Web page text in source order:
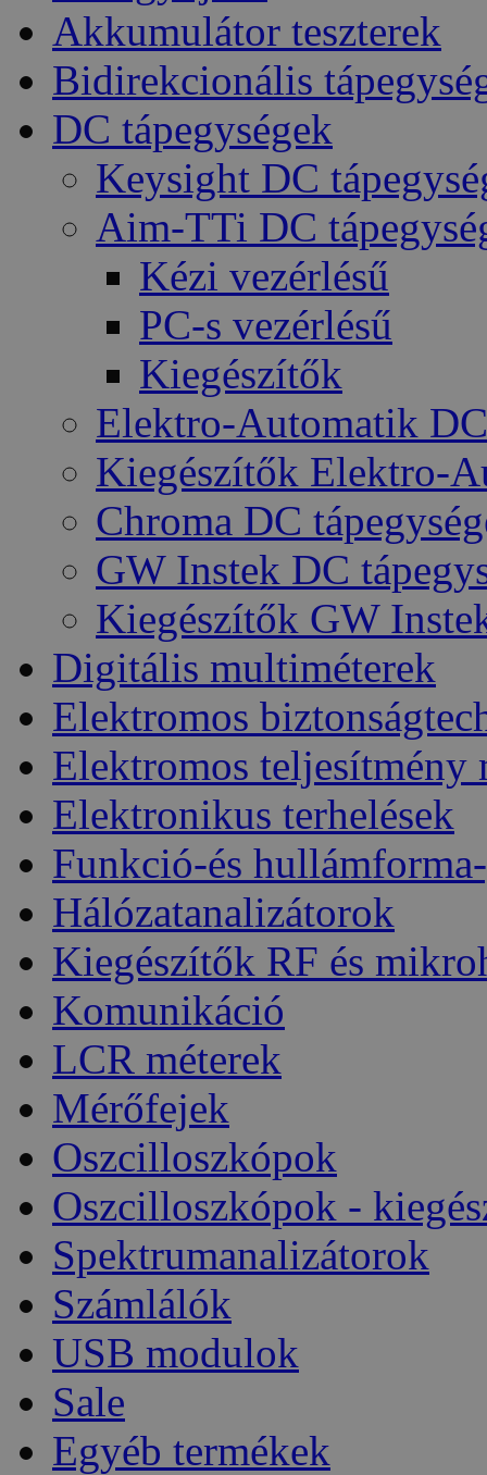
Akkumulátor teszterek
Bidirekcionális
DC tápegységek
Keysight DC
Aim-TTi DC
Kézi vezérlésű
PC-s vezérlésű
Kiegészítők
Elektro-Automatik
Kiegészítők Elektro-
Chroma DC
GW Instek DC
Kiegészítők GW
Digitális multiméterek
Elektromos
Elektromos teljesítmény
Elektronikus terhelések
Funkció-és
Hálózatanalizátorok
Kiegészítők RF és
Komunikáció
LCR méterek
Mérőfejek
Oszcilloszkópok
Oszcilloszkópok -
Spektrumanalizátorok
Számlálók
USB modulok
Sale
Egyéb termékek